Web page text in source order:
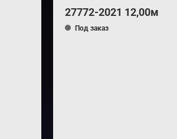
27772-2021 12,00м
Под заказ